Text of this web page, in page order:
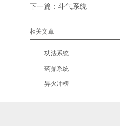
下一篇： 斗气系统
相关文章
功法系统
药鼎系统
异火冲榜